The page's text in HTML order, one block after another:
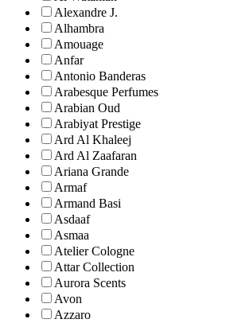
Alexandre J.
Alhambra
Amouage
Anfar
Antonio Banderas
Arabesque Perfumes
Arabian Oud
Arabiyat Prestige
Ard Al Khaleej
Ard Al Zaafaran
Ariana Grande
Armaf
Armand Basi
Asdaaf
Asmaa
Atelier Cologne
Attar Collection
Aurora Scents
Avon
Azzaro